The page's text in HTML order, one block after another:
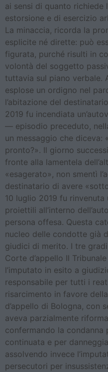
ai sensi di quanto
estorsione e di esercizio
La minaccia, ricorda la
esplicite né dirette: può
figurata, purché risulti in
volontà del soggetto
tuttavia sul piano verbale.
esplose un ordigno nel
l’abitazione del
2019 fu incendiata
— episodio preceduto,
un messaggio che diceva:
pronto?». Il giorno
fronte alla lamentela
«esagerato», non smentì
destinatario di avere
10 luglio 2019 fu
proiettili all’interno
persona offesa. Questa
nucleo delle condotte già
giudici di merito. I tre
Corte d’appello Il
l’imputato in esito a
responsabile per tutti i
risarcimento in favore
d’appello di Bologna, con
aveva parzialmente
confermando la condanna
continuata e per
assolvendo invece
persecutori per